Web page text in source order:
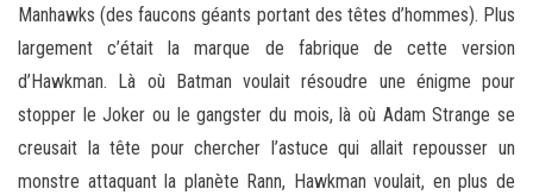
Manhawks (des faucons géants portant des têtes d’hommes). Plus
largement c’était la marque de fabrique de cette version
d’Hawkman. Là où Batman voulait résoudre une énigme pour
stopper le Joker ou le gangster du mois, là où Adam Strange se
creusait la tête pour chercher l’astuce qui allait repousser un
monstre attaquant la planète Rann, Hawkman voulait, en plus de